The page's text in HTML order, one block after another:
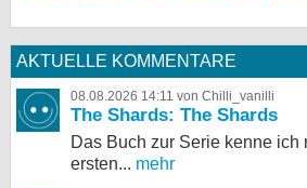
AKTUELLE KOMMENTARE
08.08.2026 14:11 von Chilli_vanilli
The Shards: The Shards
Das Buch zur Serie kenne ich
ersten... mehr